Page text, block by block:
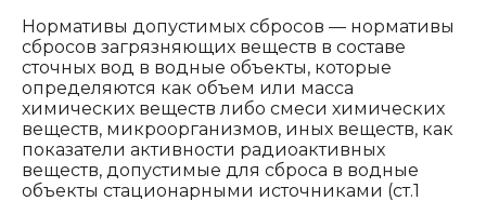
Нормативы допустимых сбросов — нормативы
сбросов загрязняющих веществ в составе
сточных вод в водные объекты, которые
определяются как объем или масса
химических веществ либо смеси химических
веществ, микроорганизмов, иных веществ, как
показатели активности радиоактивных
веществ, допустимые для сброса в водные
объекты стационарными источниками (ст.1